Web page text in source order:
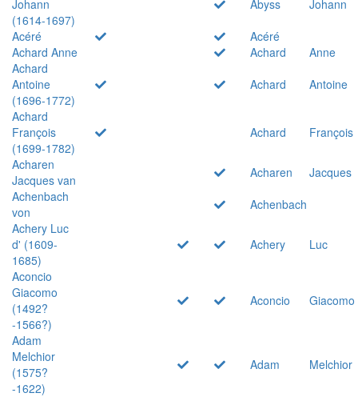
Johann
(1614-1697)
Abyss
Johann
Acéré
Acéré
Achard Anne
Achard
Anne
Achard
Antoine
(1696-1772)
Achard
Antoine
Achard
François
(1699-1782)
Achard
François
Acharen
Jacques van
Acharen
Jacques
Achenbach
von
Achenbach
Achery Luc
d' (1609-
1685)
Achery
Luc
Aconcio
Giacomo
(1492?
-1566?)
Aconcio Giacomo
Adam
Melchior
(1575?
-1622)
Adam Melchior